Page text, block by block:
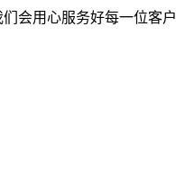
会用心服务好每一位客户